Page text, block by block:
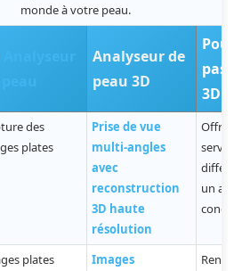
monde à votre peau.
Analyseur de
peau 3D
3D ?
des
plates
Prise de vue
multi-angles
avec
reconstruction
3D haute
résolution
Offre
un
plates
Images